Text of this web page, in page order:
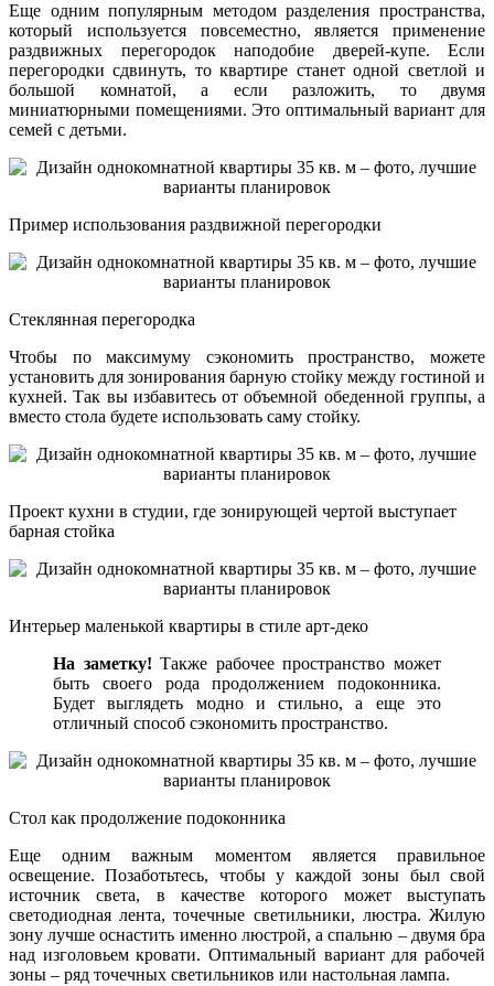
Еще одним популярным методом разделения пространства,
который используется повсеместно, является применение
раздвижных перегородок наподобие дверей-купе. Если
перегородки сдвинуть, то квартире станет одной светлой и
большой комнатой, а если разложить, то двумя
миниатюрными помещениями. Это оптимальный вариант для
семей с детьми.
Пример использования раздвижной перегородки
Стеклянная перегородка
Чтобы по максимуму сэкономить пространство, можете
установить для зонирования барную стойку между гостиной и
кухней. Так вы избавитесь от объемной обеденной группы, а
вместо стола будете использовать саму стойку.
Проект кухни в студии, где зонирующей чертой выступает
барная стойка
Интерьер маленькой квартиры в стиле арт-деко
На заметку! Также рабочее пространство может
быть своего рода продолжением подоконника.
Будет выглядеть модно и стильно, а еще это
отличный способ сэкономить пространство.
Стол как продолжение подоконника
Еще одним важным моментом является правильное
освещение. Позаботьтесь, чтобы у каждой зоны был свой
источник света, в качестве которого может выступать
светодиодная лента, точечные светильники, люстра. Жилую
зону лучше оснастить именно люстрой, а спальню – двумя бра
над изголовьем кровати. Оптимальный вариант для рабочей
зоны – ряд точечных светильников или настольная лампа.